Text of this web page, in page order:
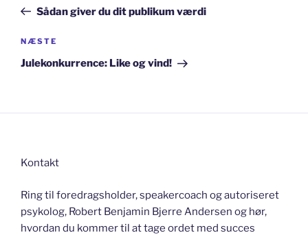
indlægSådan giver du dit publikum værdi
Næste
indlæg
NÆSTE
Julekonkurrence: Like og vind!
Kontakt
Ring til foredragsholder, speakercoach og autoriseret
psykolog, Robert Benjamin Bjerre Andersen og hør,
hvordan du kommer til at tage ordet med succes